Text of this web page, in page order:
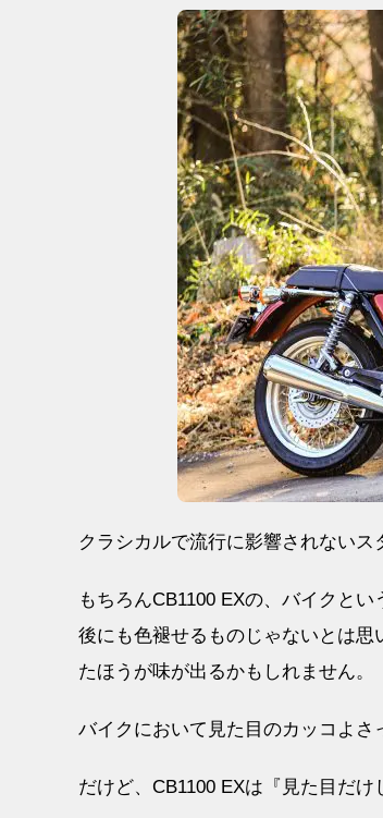
クラシカルで流行に影響されない
もちろんCB1100 EXの、バイクと
後にも色褪せるものじゃないとは
たほうが味が出るかもしれません。
バイクにおいて見た目のカッコよさ
だけど、CB1100 EXは『見た目だけ